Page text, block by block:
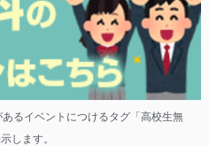
るイベントにつけるタグ「高校生無
します。